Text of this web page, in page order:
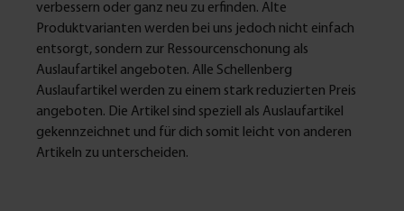
verbessern oder ganz neu zu erfinden. Alte
Produktvarianten werden bei uns jedoch nicht einfach
entsorgt, sondern zur Ressourcenschonung als
Auslaufartikel angeboten. Alle Schellenberg
Auslaufartikel werden zu einem stark reduzierten Preis
angeboten. Die Artikel sind speziell als Auslaufartikel
gekennzeichnet und für dich somit leicht von anderen
Artikeln zu unterscheiden.